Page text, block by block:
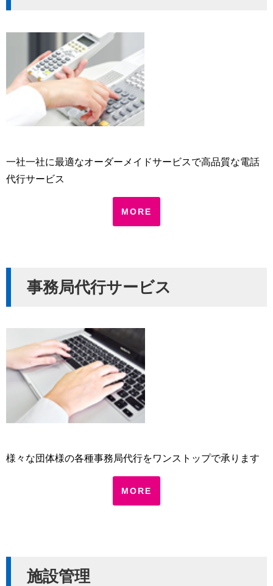
一社一社に最適なオーダーメイドサービスで高品質な電話
代行サービス
MORE
事務局代行サービス
様々な団体様の各種事務局代行をワンストップで承ります
MORE
施設管理